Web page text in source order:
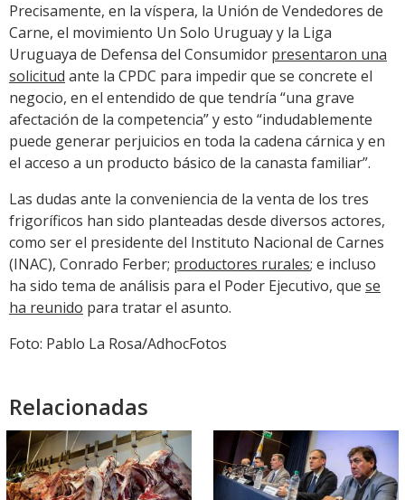
Precisamente, en la víspera, la Unión de Vendedores de
Carne, el movimiento Un Solo Uruguay y la Liga
Uruguaya de Defensa del Consumidor presentaron una
solicitud ante la CPDC para impedir que se concrete el
negocio, en el entendido de que tendría “una grave
afectación de la competencia” y esto “indudablemente
puede generar perjuicios en toda la cadena cárnica y en
el acceso a un producto básico de la canasta familiar”.
Las dudas ante la conveniencia de la venta de los tres
frigoríficos han sido planteadas desde diversos actores,
como ser el presidente del Instituto Nacional de Carnes
(INAC), Conrado Ferber; productores rurales; e incluso
ha sido tema de análisis para el Poder Ejecutivo, que se
ha reunido para tratar el asunto.
Foto: Pablo La Rosa/AdhocFotos
Relacionadas